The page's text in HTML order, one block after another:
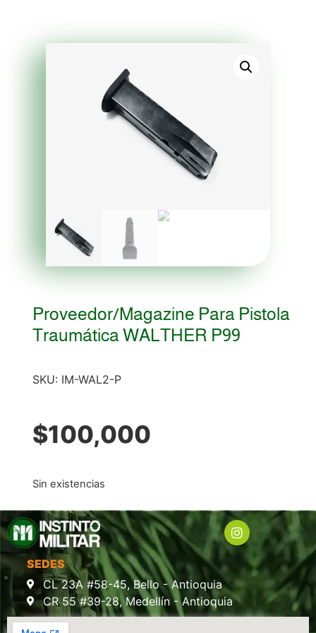
Proveedor/magazine Para Pistola
Traumática WALTHER P99
SKU: IM-WAL2-P
$100,000
Sin existencias
SEDES
CL 23A #58-45, Bello - Antioquia
CR 55 #39-28, Medellín - Antioquia